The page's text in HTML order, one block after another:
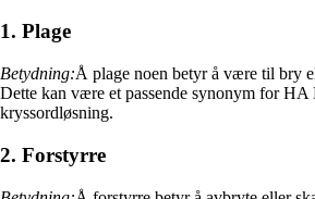
1. Plage
Betydning:Å plage noen betyr å være til bry
Dette kan være et passende synonym for
kryssordløsning.
2. Forstyrre